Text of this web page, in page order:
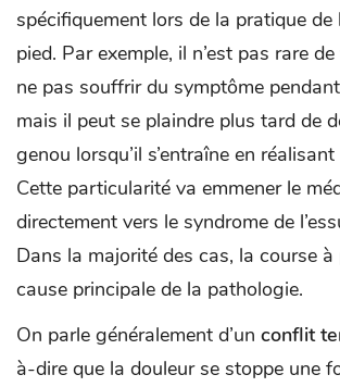
spécifiquement lors de la pratique de
pied. Par exemple, il n’est pas rare
ne pas souffrir du symptôme
mais il peut se plaindre plus tard de
genou lorsqu’il s’entraîne en
Cette particularité va emmener le
directement vers le syndrome de
Dans la majorité des cas, la course à
cause principale de la pathologie.
On parle généralement d’un conflit
à-dire que la douleur se stoppe une